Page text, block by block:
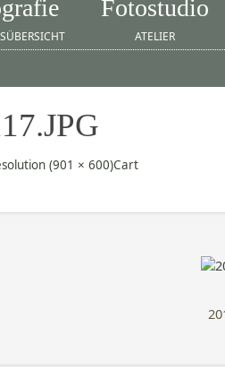
Fotostudio
ATELIER
(901 × 600)Cart